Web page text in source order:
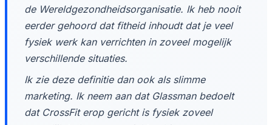
de Wereldgezondheidsorganisatie. Ik heb nooit
eerder gehoord dat fitheid inhoudt dat je veel
fysiek werk kan verrichten in zoveel mogelijk
verschillende situaties.
Ik zie deze definitie dan ook als slimme
marketing. Ik neem aan dat Glassman bedoelt
dat CrossFit erop gericht is fysiek zoveel